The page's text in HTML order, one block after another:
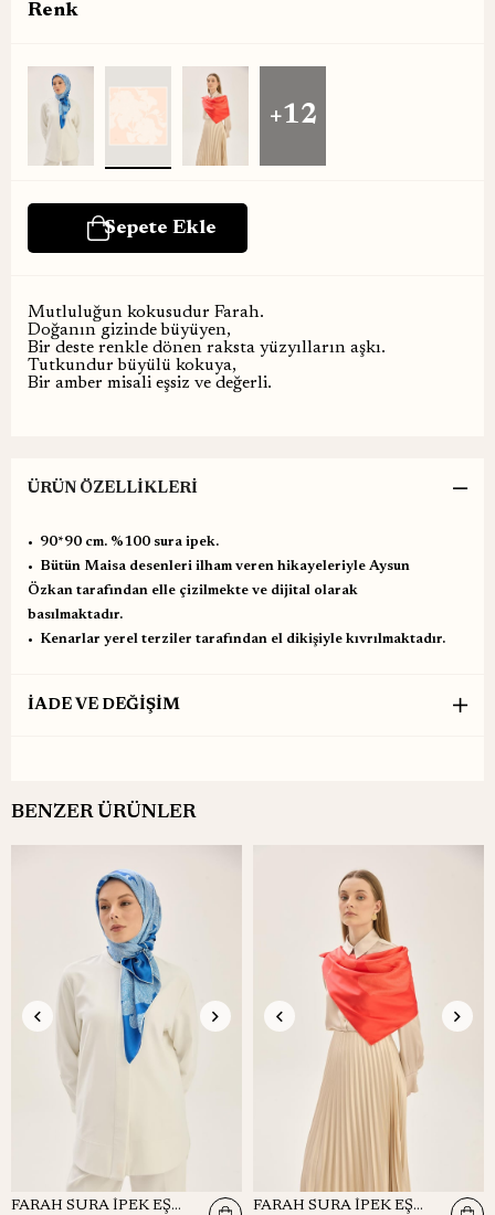
Renk
+12
Mutluluğun kokusudur Farah.
Doğanın gizinde büyüyen,
Bir deste renkle dönen raksta yüzyılların aşkı.
Tutkundur büyülü kokuya,
Bir amber misali eşsiz ve değerli.
ÜRÜN ÖZELLIKLERI
•⁠ ⁠90*90 cm. %100 sura ipek.
•⁠ ⁠Bütün Maisa desenleri ilham veren hikayeleriyle Aysun
Özkan tarafından elle çizilmekte ve dijital olarak
basılmaktadır.
•⁠ ⁠Kenarlar yerel terziler tarafından el dikişiyle kıvrılmaktadır.
İADE VE DEĞİŞİM
BENZER ÜRÜNLER
FARAH SURA İPEK EŞARP 90*90 CM - KOYU MAVİ FARAH SURA İPEK EŞARP 90*90 CM - NARÇİÇEĞİ